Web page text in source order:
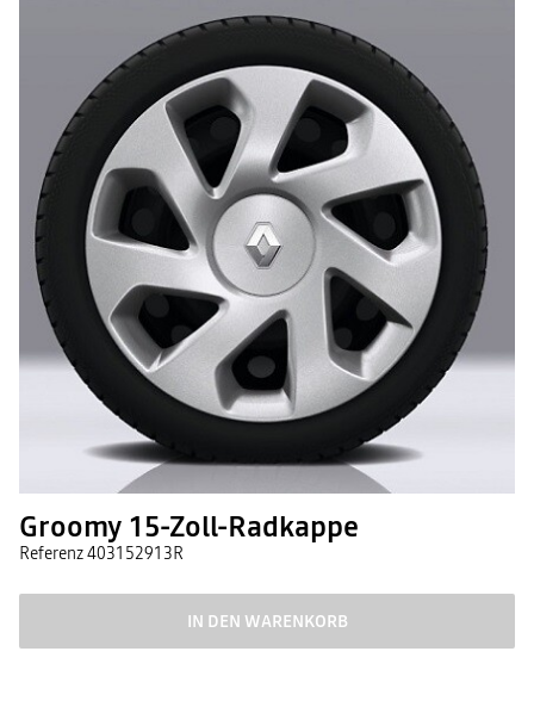
Groomy 15-Zoll-Radkappe
Referenz403152913R
IN DEN WARENKORB